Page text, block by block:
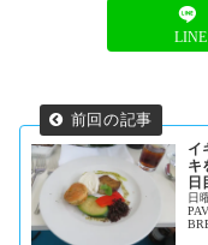
LINE
イ
キ
日
日